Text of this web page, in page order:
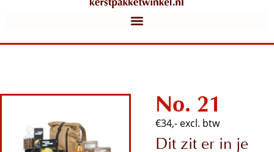
No. 21
€34,- excl. btw
Dit zit er in je